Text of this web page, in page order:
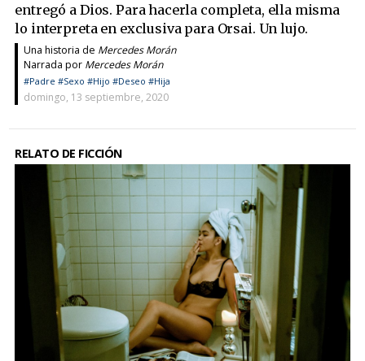
entregó a Dios. Para hacerla completa, ella misma
lo interpreta en exclusiva para Orsai. Un lujo.
Una historia de Mercedes Morán
Narrada por Mercedes Morán
#Padre #Sexo #Hijo #Deseo #Hija
domingo, 13 septiembre, 2020
RELATO DE FICCIÓN